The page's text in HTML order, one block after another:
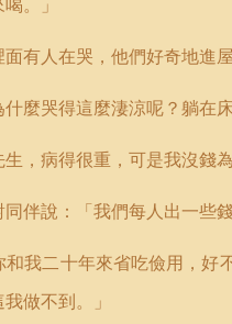
有人在哭，他們好奇地進
麼哭得這麼淒涼呢？躺在
，病得很重，可是我沒錢
伴說：「我們每人出一些
我二十年來省吃儉用，
做不到。」